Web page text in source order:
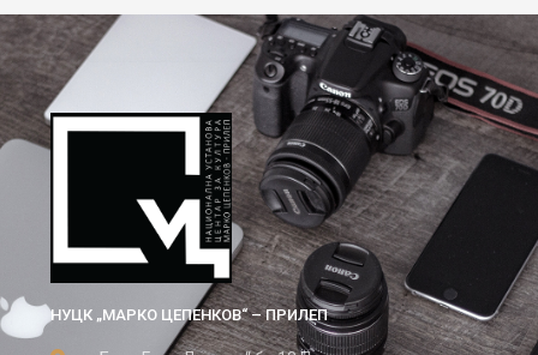
НУЦК „МАРКО ЦЕПЕНКОВ“ – ПРИЛЕП